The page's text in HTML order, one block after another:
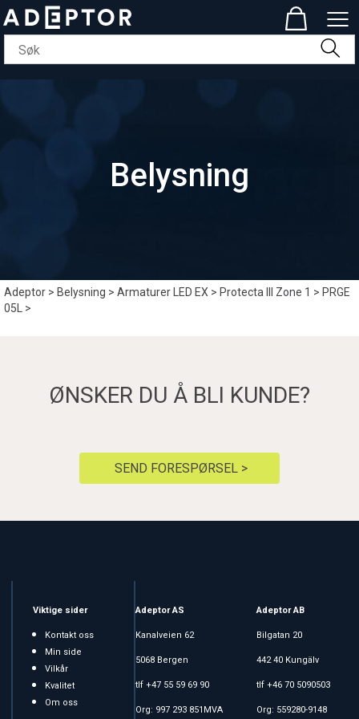
Belysning
Adeptor>Belysning>Armaturer LED EX>Protecta III Zone 1 >PRGE
05L
>
ØNSKER DU Å BLI KUNDE?
SEND FORESPØRSEL >
Viktige sider
Kontakt oss
Min side
Vilkår
Kvalitet
Om oss
Adeptor AS
Kanalveien 62
5068 Bergen
tlf +47 55 59 69 90
Org: 997 293 851MVA
Adeptor AB
Bilgatan 20
442 40 Kungälv
tlf +46 70 5090503
Org: 559280-9148